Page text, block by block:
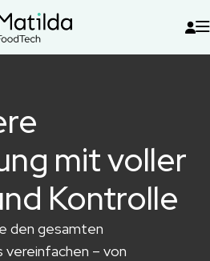
mit voller
Kontrolle
den gesamten
– von